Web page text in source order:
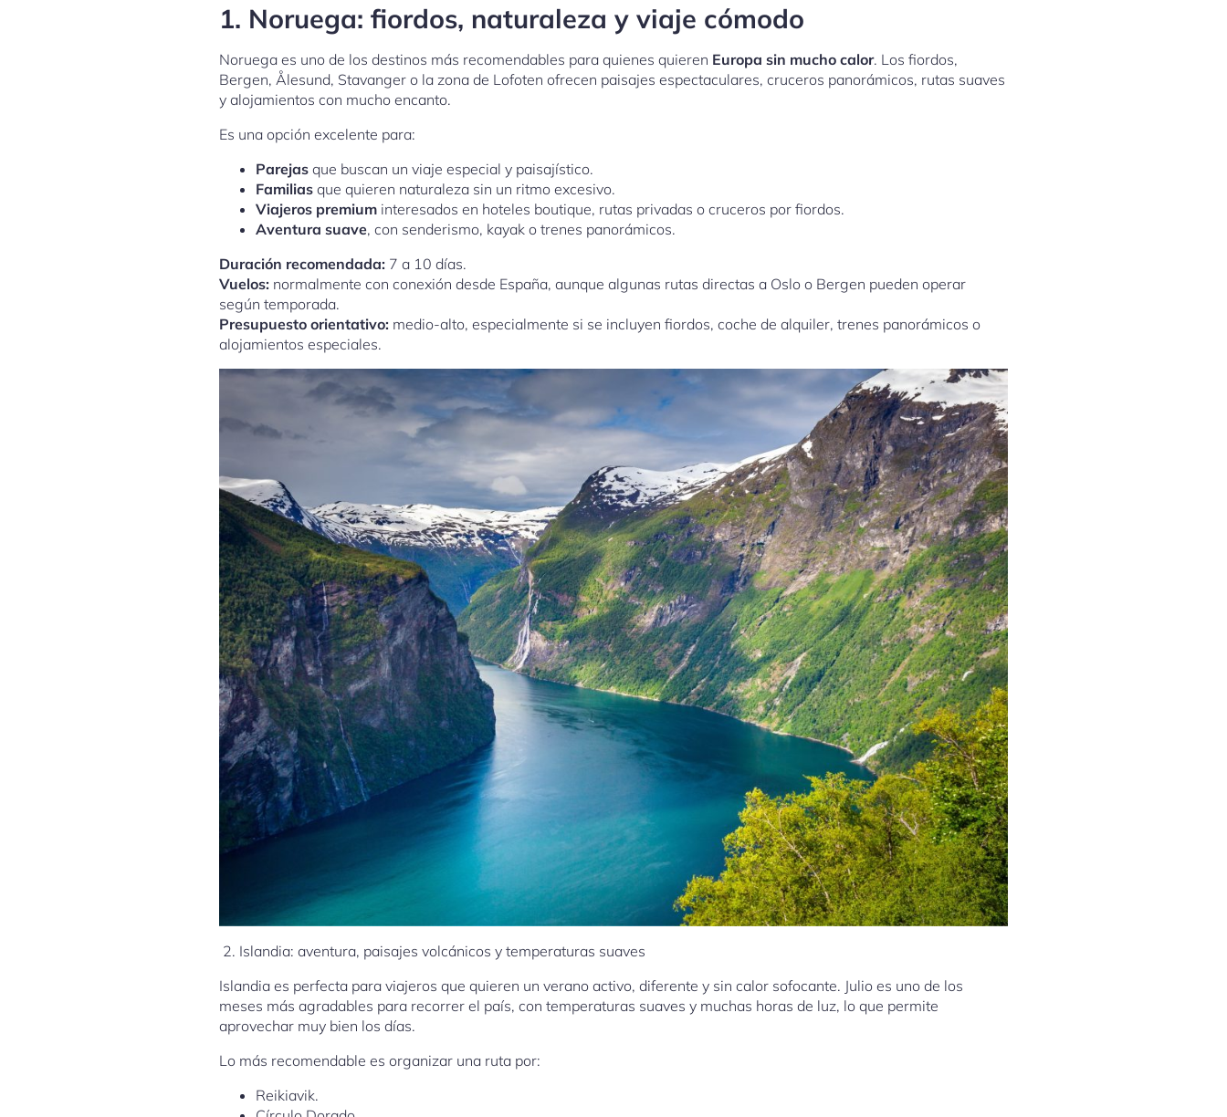
1. Noruega: fiordos, naturaleza y viaje cómodo
Noruega es uno de los destinos más recomendables para quienes quieren Europa sin mucho calor. Los fiordos,
Bergen, Ålesund, Stavanger o la zona de Lofoten ofrecen paisajes espectaculares, cruceros panorámicos, rutas suaves
y alojamientos con mucho encanto.
Es una opción excelente para:
Parejas que buscan un viaje especial y paisajístico.
Familias que quieren naturaleza sin un ritmo excesivo.
Viajeros premium interesados en hoteles boutique, rutas privadas o cruceros por fiordos.
Aventura suave, con senderismo, kayak o trenes panorámicos.
Duración recomendada: 7 a 10 días.
Vuelos: normalmente con conexión desde España, aunque algunas rutas directas a Oslo o Bergen pueden operar
según temporada.
Presupuesto orientativo: medio-alto, especialmente si se incluyen fiordos, coche de alquiler, trenes panorámicos o
alojamientos especiales.
2. Islandia: aventura, paisajes volcánicos y temperaturas suaves
Islandia es perfecta para viajeros que quieren un verano activo, diferente y sin calor sofocante. Julio es uno de los
meses más agradables para recorrer el país, con temperaturas suaves y muchas horas de luz, lo que permite
aprovechar muy bien los días.
Lo más recomendable es organizar una ruta por:
Reikiavik.